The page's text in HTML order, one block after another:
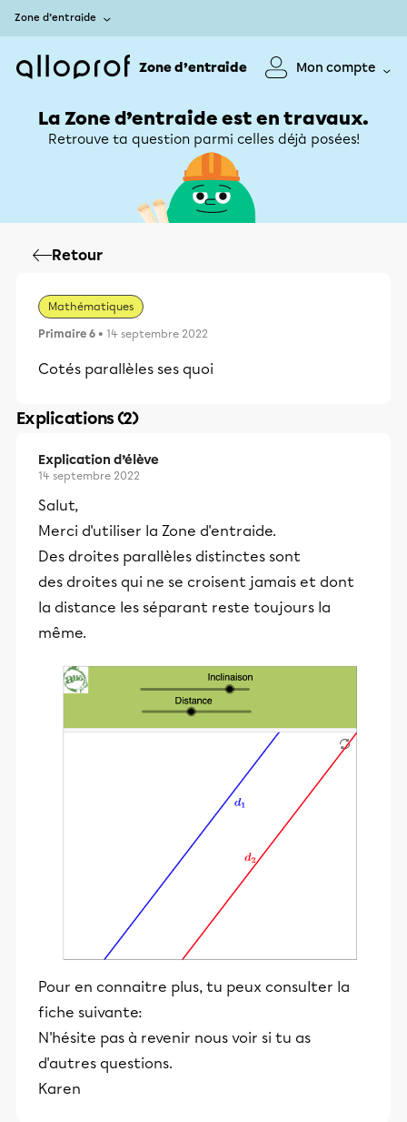
Zone d’entraide
Zone d’entraide Mon compte
La Zone d’entraide est en travaux.
Retrouve ta question parmi celles déjà posées!
Retour
Mathématiques
Primaire 6 • 14 septembre 2022
Cotés parallèles ses quoi
Explications (2)
Explication d’élève
14 septembre 2022
Salut,
Merci d'utiliser la Zone d'entraide.
Des droites parallèles distinctes sont
des droites qui ne se croisent jamais et dont
la distance les séparant reste toujours la
même.
Pour en connaitre plus, tu peux consulter la
fiche suivante:
N'hésite pas à revenir nous voir si tu as
d'autres questions.
Karen